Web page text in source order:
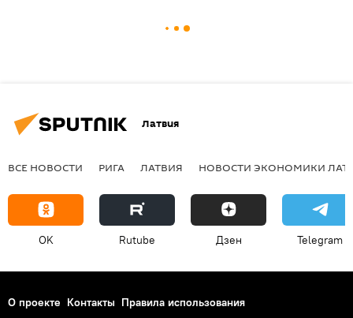
Латвия
ВСЕ НОВОСТИ РИГА ЛАТВИЯ НОВОСТИ ЭКОНОМИКИ
OK Rutube Дзен Telegram
О проекте Контакты Правила использования